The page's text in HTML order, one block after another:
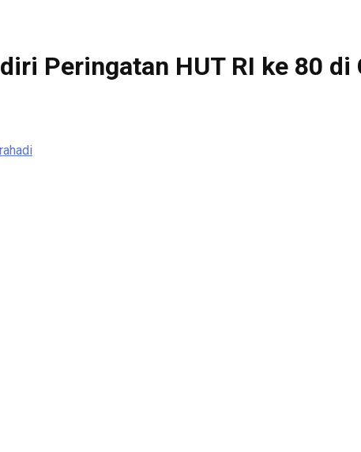
Peringatan HUT RI ke 80 di